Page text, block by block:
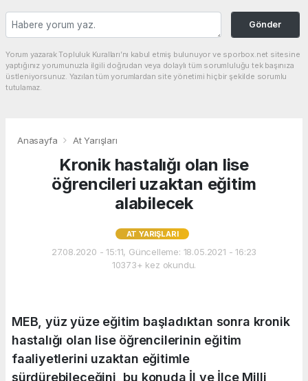
Gönder
Yorum yazarak Topluluk Kuralları’nı kabul etmiş bulunuyor ve sporbox.net sitesine
yaptığınız yorumunuzla ilgili doğrudan veya dolaylı tüm sorumluluğu tek başınıza
üstleniyorsunuz. Yazılan tüm yorumlardan site yönetimi hiçbir şekilde sorumlu
tutulamaz.
Anasayfa At Yarışları
Kronik hastalığı olan lise
öğrencileri uzaktan eğitim
alabilecek
AT YARIŞLARI
27.08.2020 - 15:11, Güncelleme: 18.05.2021 - 16:23
10373+ kez okundu.
MEB, yüz yüze eğitim başladıktan sonra kronik
hastalığı olan lise öğrencilerinin eğitim
faaliyetlerini uzaktan eğitimle
sürdürebileceğini, bu konuda İl ve İlçe Milli